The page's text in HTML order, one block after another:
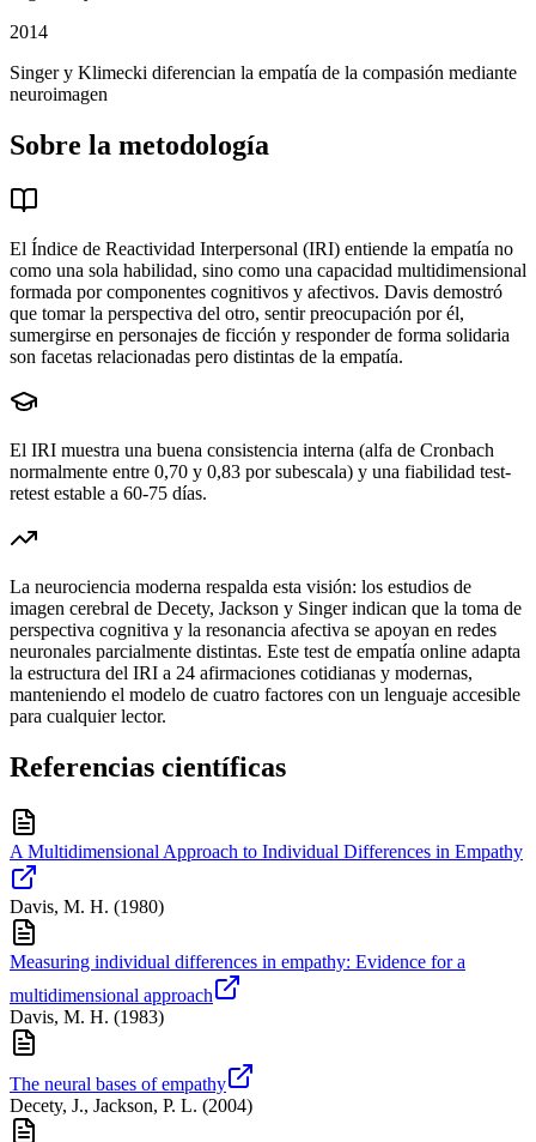
2014
Singer y Klimecki diferencian la empatía de la compasión mediante
neuroimagen
Sobre la metodología
El Índice de Reactividad Interpersonal (IRI) entiende la empatía no
como una sola habilidad, sino como una capacidad multidimensional
formada por componentes cognitivos y afectivos. Davis demostró
que tomar la perspectiva del otro, sentir preocupación por él,
sumergirse en personajes de ficción y responder de forma solidaria
son facetas relacionadas pero distintas de la empatía.
El IRI muestra una buena consistencia interna (alfa de Cronbach
normalmente entre 0,70 y 0,83 por subescala) y una fiabilidad test-
retest estable a 60-75 días.
La neurociencia moderna respalda esta visión: los estudios de
imagen cerebral de Decety, Jackson y Singer indican que la toma de
perspectiva cognitiva y la resonancia afectiva se apoyan en redes
neuronales parcialmente distintas. Este test de empatía online adapta
la estructura del IRI a 24 afirmaciones cotidianas y modernas,
manteniendo el modelo de cuatro factores con un lenguaje accesible
para cualquier lector.
Referencias científicas
A Multidimensional Approach to Individual Differences in Empathy
Davis, M. H. (1980)
Measuring individual differences in empathy: Evidence for a
multidimensional approach
Davis, M. H. (1983)
The neural bases of empathy
Decety, J., Jackson, P. L. (2004)